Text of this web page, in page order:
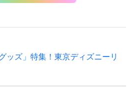
ッズ」特集！東京ディズニーリ